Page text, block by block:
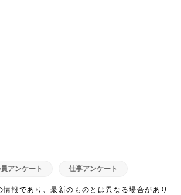
アンケート 仕事アンケート
報であり、最新のものとは異なる場合があり